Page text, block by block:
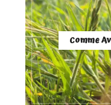
Comme